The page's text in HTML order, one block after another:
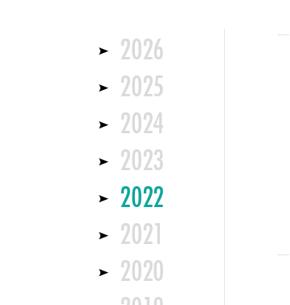
2026
2025
2024
2023
2022
2021
2020